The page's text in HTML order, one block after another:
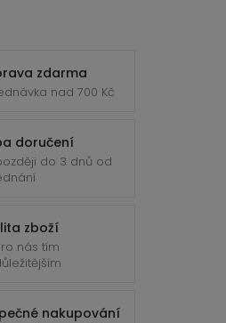
zdarma
nad 700 Kč
doručení
do 3 dnů od
zboží
nás tím
nakupování